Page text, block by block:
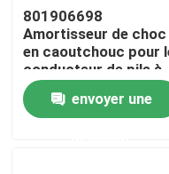
Maison
Produits
801906698
Amortisseur de choc
en caoutchouc pour
conducteur de pile à
rouleaux routiers
XCMG envoyer une